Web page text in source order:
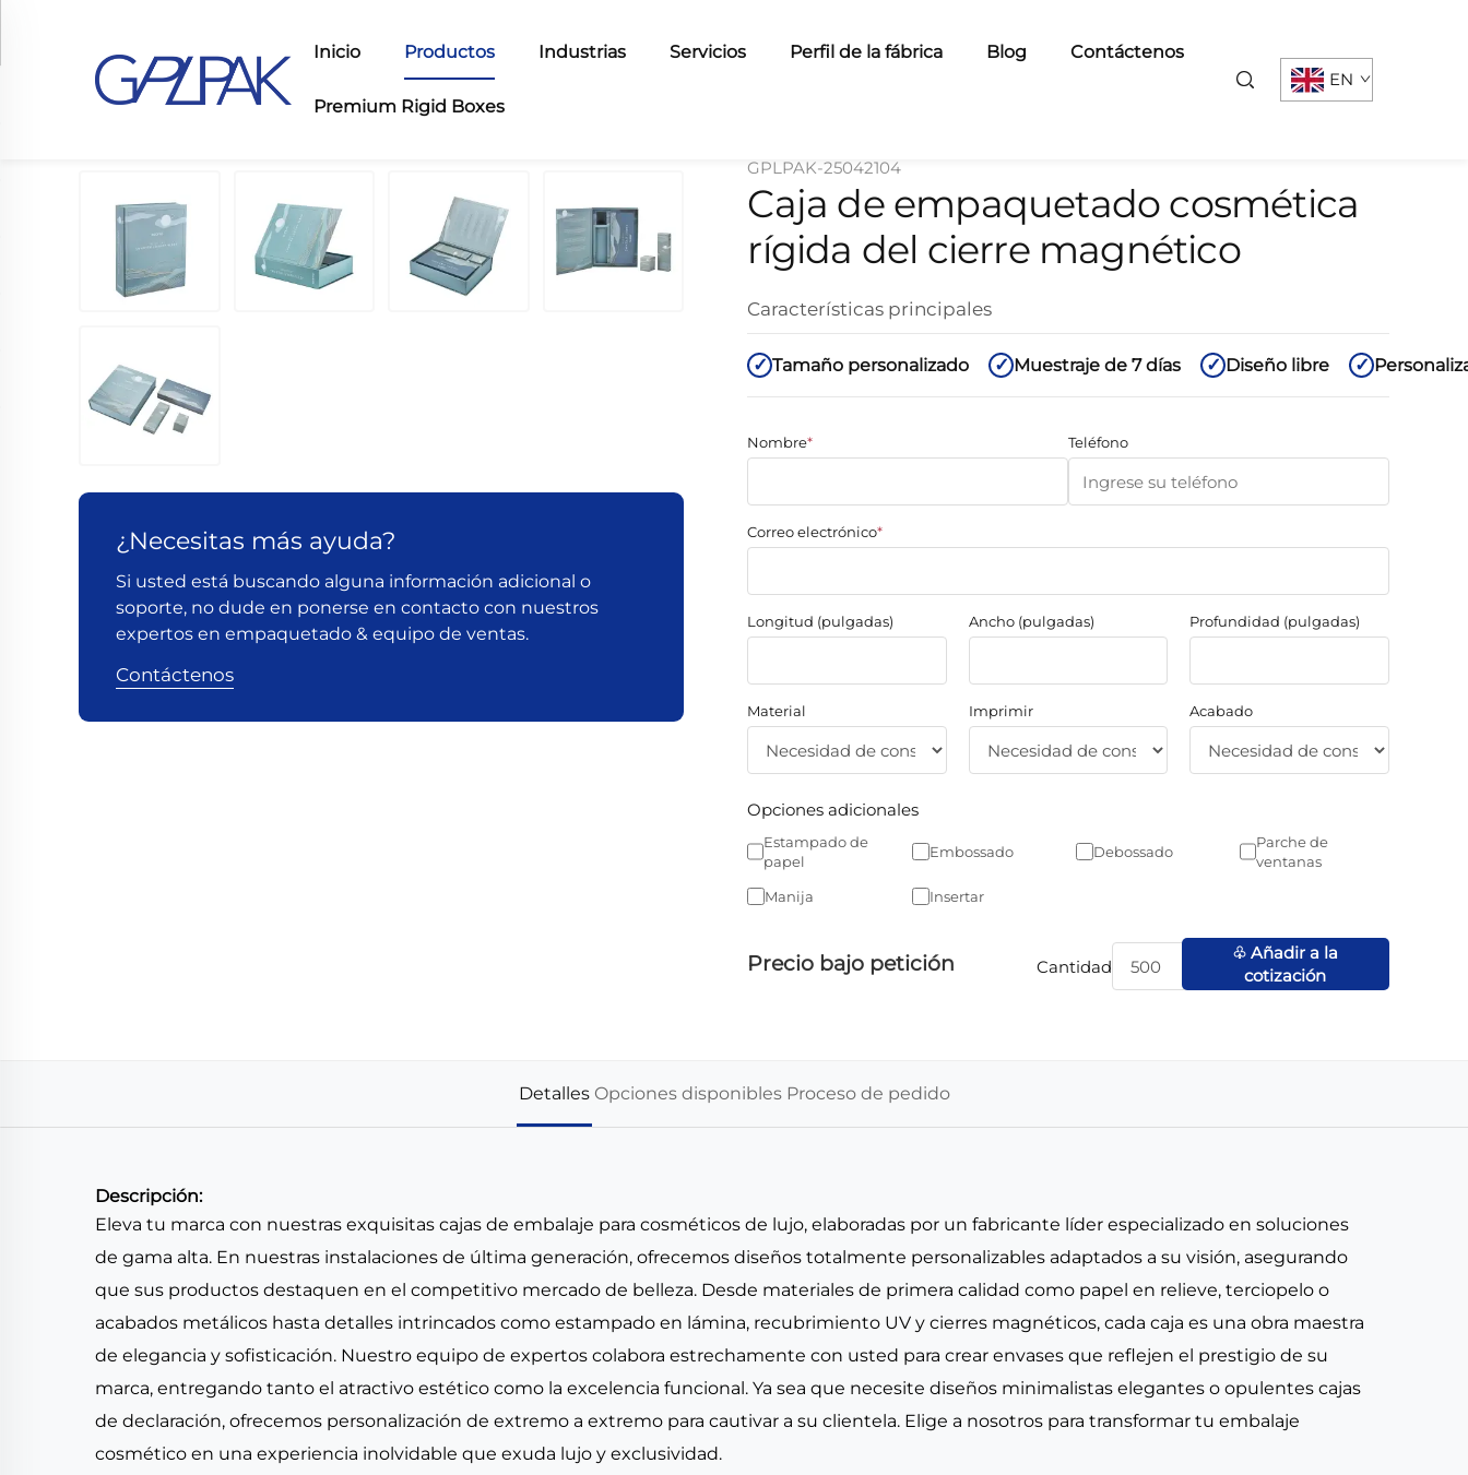
Inicio Productos Industrias Servicios Perfil de la fábrica Blog Contáctenos
Premium Rigid Boxes
EN
¿Necesitas más ayuda?
Si usted está buscando alguna información adicional o
soporte, no dude en ponerse en contacto con nuestros
expertos en empaquetado & equipo de ventas.
Contáctenos
GPLPAK-25042104
Caja de empaquetado cosmética
rígida del cierre magnético
Características principales
Tamaño personalizado Muestraje de 7 días Diseño libre
Nombre* Teléfono
Correo electrónico*
Longitud (pulgadas) Ancho (pulgadas) Profundidad (pulgadas)
Material Imprimir Acabado
Opciones adicionales
Estampado de
papel
Embossado Debossado
Parche de
ventanas
Manija
Insertar
Precio bajo petición Cantidad
♧ Añadir a la
cotización
Detalles Opciones disponibles Proceso de pedido
Descripción:
Eleva tu marca con nuestras exquisitas cajas de embalaje para cosméticos de lujo, elaboradas por un fabricante líder especializado en soluciones
de gama alta. En nuestras instalaciones de última generación, ofrecemos diseños totalmente personalizables adaptados a su visión, asegurando
que sus productos destaquen en el competitivo mercado de belleza. Desde materiales de primera calidad como papel en relieve, terciopelo o
acabados metálicos hasta detalles intrincados como estampado en lámina, recubrimiento UV y cierres magnéticos, cada caja es una obra maestra
de elegancia y sofisticación. Nuestro equipo de expertos colabora estrechamente con usted para crear envases que reflejen el prestigio de su
marca, entregando tanto el atractivo estético como la excelencia funcional. Ya sea que necesite diseños minimalistas elegantes o opulentes cajas
de declaración, ofrecemos personalización de extremo a extremo para cautivar a su clientela. Elige a nosotros para transformar tu embalaje
cosmético en una experiencia inolvidable que exuda lujo y exclusividad.